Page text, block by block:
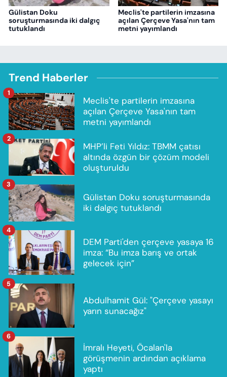
Gülistan Doku
soruşturmasında iki dalgıç
tutuklandı
Meclis'te partilerin imzasına
açılan Çerçeve Yasa'nın tam
metni yayımlandı
Trend Haberler
Meclis'te partilerin imzasına
açılan Çerçeve Yasa'nın tam
metni yayımlandı
1
MHP’li Feti Yıldız: TBMM çatısı
altında özgün bir çözüm modeli
oluşturuldu
2
Gülistan Doku soruşturmasında
iki dalgıç tutuklandı
3
DEM Parti'den çerçeve yasaya 16
imza: “Bu imza barış ve ortak
gelecek için”
4
Abdulhamit Gül: "Çerçeve yasayı
yarın sunacağız"
5
İmralı Heyeti, Öcalan'la
görüşmenin ardından açıklama
yaptı
6